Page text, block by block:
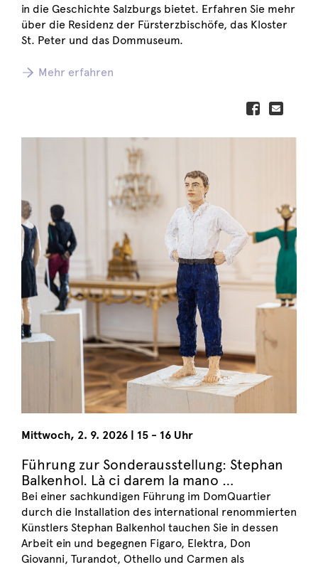
in die Geschichte Salzburgs bietet. Erfahren Sie mehr
über die Residenz der Fürsterzbischöfe, das Kloster
St. Peter und das Dommuseum.
Mehr erfahren
Mittwoch, 2. 9. 2026 15 - 16 Uhr
Führung zur Sonderausstellung: Stephan
Balkenhol. Là ci darem la mano …
Bei einer sachkundigen Führung im DomQuartier
durch die Installation des international renommierten
Künstlers Stephan Balkenhol tauchen Sie in dessen
Arbeit ein und begegnen Figaro, Elektra, Don
Giovanni, Turandot, Othello und Carmen als